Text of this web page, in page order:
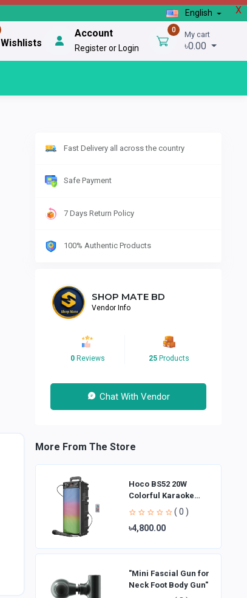
X
English
Wishlists
Account
Register or Login
0 My cart
৳0.00
Fast Delivery all across the country
Safe Payment
7 Days Return Policy
100% Authentic Products
SHOP MATE BD
Vendor Info
0Reviews 25Products
Chat With Vendor
More From The Store
Hoco BS52 20W
Colorful Karaoke
Bluetooth Speaker
( 0 )
৳4,800.00
"Mini Fascial Gun for
Neck Foot Body Gun"